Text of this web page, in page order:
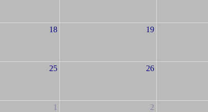
18 19
25 26
1 2